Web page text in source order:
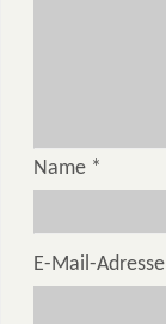
Name *
E-Mail-Adresse